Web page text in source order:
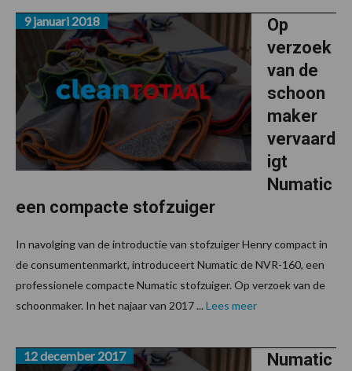
Op
verzoek
van de
schoon
maker
vervaard
igt
Numatic
een compacte stofzuiger
9 januari 2018
In navolging van de introductie van stofzuiger Henry compact in
de consumentenmarkt, introduceert Numatic de NVR-160, een
professionele compacte Numatic stofzuiger. Op verzoek van de
schoonmaker. In het najaar van 2017 ...Lees meer
Numatic
12 december 2017